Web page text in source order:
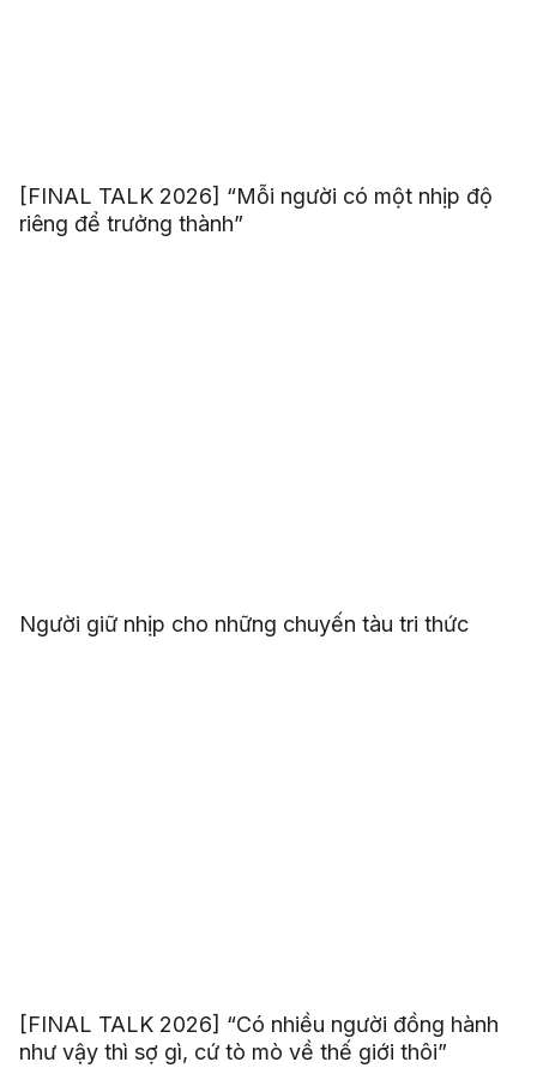
[FINAL TALK 2026] “Mỗi người có một nhịp độ
riêng để trưởng thành”
Người giữ nhịp cho những chuyến tàu tri thức
[FINAL TALK 2026] “Có nhiều người đồng hành
như vậy thì sợ gì, cứ tò mò về thế giới thôi”